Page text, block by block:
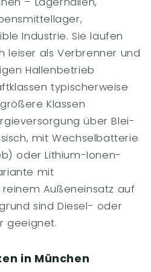
Industrie. Sie laufen
leiser als Verbrenner und
Hallenbetrieb
typischerweise
Klassen
über Blei-
mit Wechselbatterie
oder Lithium-Ionen-
mit
reinem Außeneinsatz auf
sind Diesel- oder
geeignet.
in München